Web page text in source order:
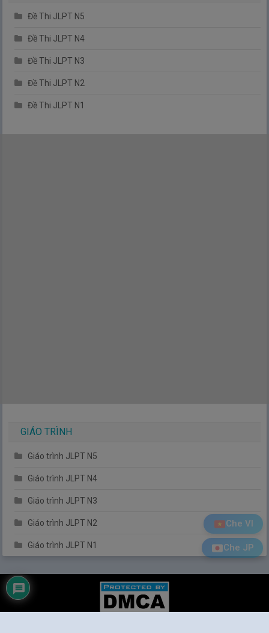
Che JP
Che VI
Đề Thi JLPT N5
Đề Thi JLPT N4
Đề Thi JLPT N3
Đề Thi JLPT N2
Đề Thi JLPT N1
GIÁO TRÌNH
Giáo trình JLPT N5
Giáo trình JLPT N4
Giáo trình JLPT N3
Giáo trình JLPT N2
Giáo trình JLPT N1